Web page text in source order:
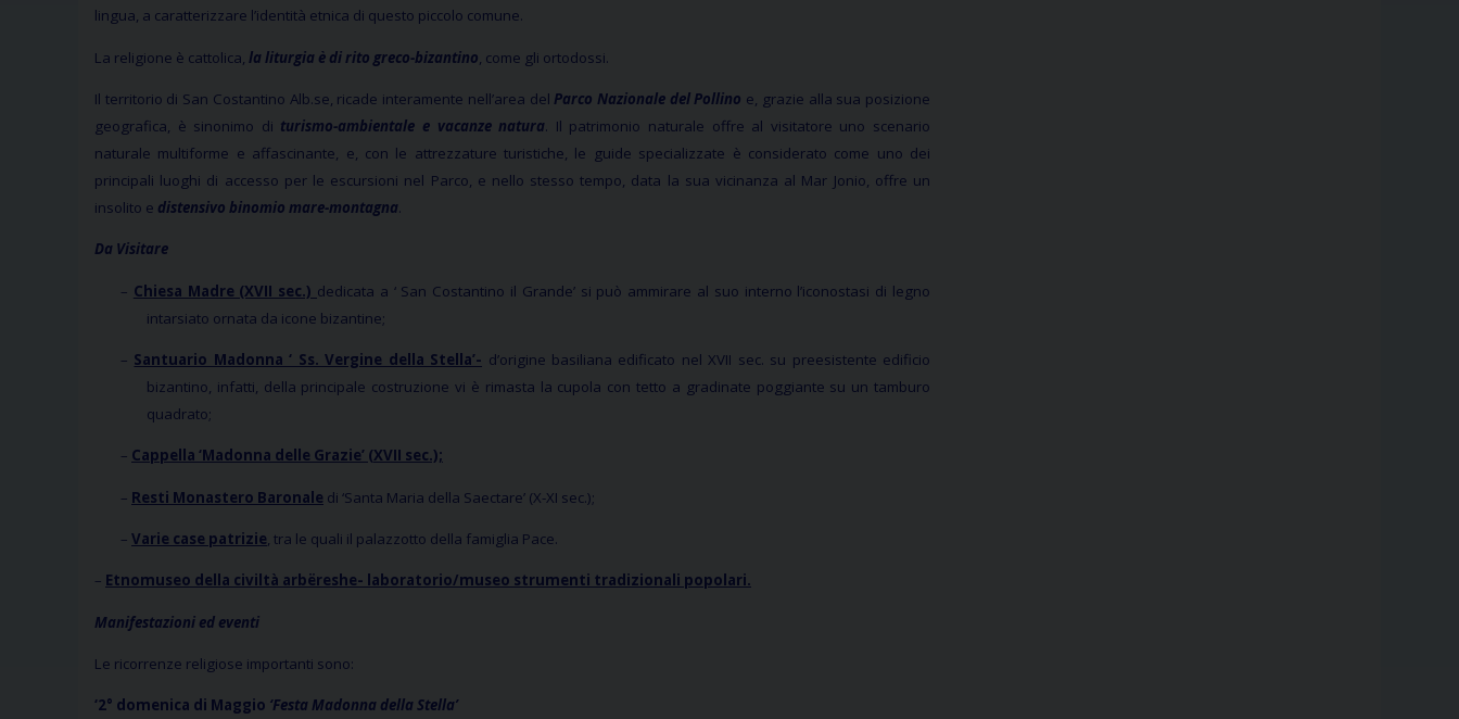
lingua, a caratterizzare l’identità etnica di questo piccolo comune.
La religione è cattolica, la liturgia è di rito greco-bizantino, come gli ortodossi.
Il territorio di San Costantino Alb.se, ricade interamente nell’area del Parco Nazionale del Pollino e, grazie alla sua posizione
geografica, è sinonimo di turismo-ambientale e vacanze natura. Il patrimonio naturale offre al visitatore uno scenario
naturale multiforme e affascinante, e, con le attrezzature turistiche, le guide specializzate è considerato come uno dei
principali luoghi di accesso per le escursioni nel Parco, e nello stesso tempo, data la sua vicinanza al Mar Jonio, offre un
insolito e distensivo binomio mare-montagna.
Da Visitare
– Chiesa Madre (XVII sec.) dedicata a ‘ San Costantino il Grande’ si può ammirare al suo interno l’iconostasi di legno
intarsiato ornata da icone bizantine;
– Santuario Madonna ‘ Ss. Vergine della Stella’- d’origine basiliana edificato nel XVII sec. su preesistente edificio
bizantino, infatti, della principale costruzione vi è rimasta la cupola con tetto a gradinate poggiante su un tamburo
quadrato;
– Cappella ‘Madonna delle Grazie’ (XVII sec.);
– Resti Monastero Baronale di ‘Santa Maria della Saectare’ (X-XI sec.);
– Varie case patrizie, tra le quali il palazzotto della famiglia Pace.
– Etnomuseo della civiltà arbëreshe- laboratorio/museo strumenti tradizionali popolari.
Manifestazioni ed eventi
Le ricorrenze religiose importanti sono:
‘2° domenica di Maggio ‘Festa Madonna della Stella’